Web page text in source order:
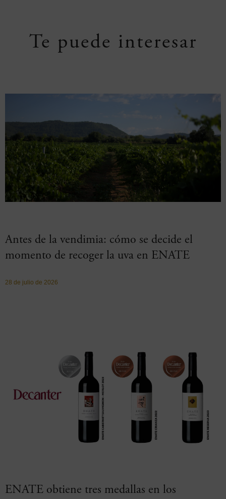
Te puede interesar
Antes de la vendimia: cómo se decide el
momento de recoger la uva en ENATE
28 de julio de 2026
ENATE obtiene tres medallas en los